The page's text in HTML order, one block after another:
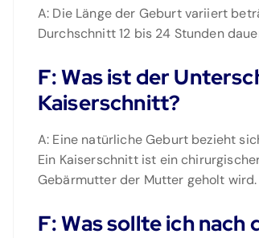
A: Die Länge der Geburt variiert
Durchschnitt 12 bis 24 Stunden
F: Was ist der
Kaiserschnitt?
A: Eine natürliche Geburt bezieht
Ein Kaiserschnitt ist ein
Gebärmutter der Mutter geholt wird.
F: Was sollte ich